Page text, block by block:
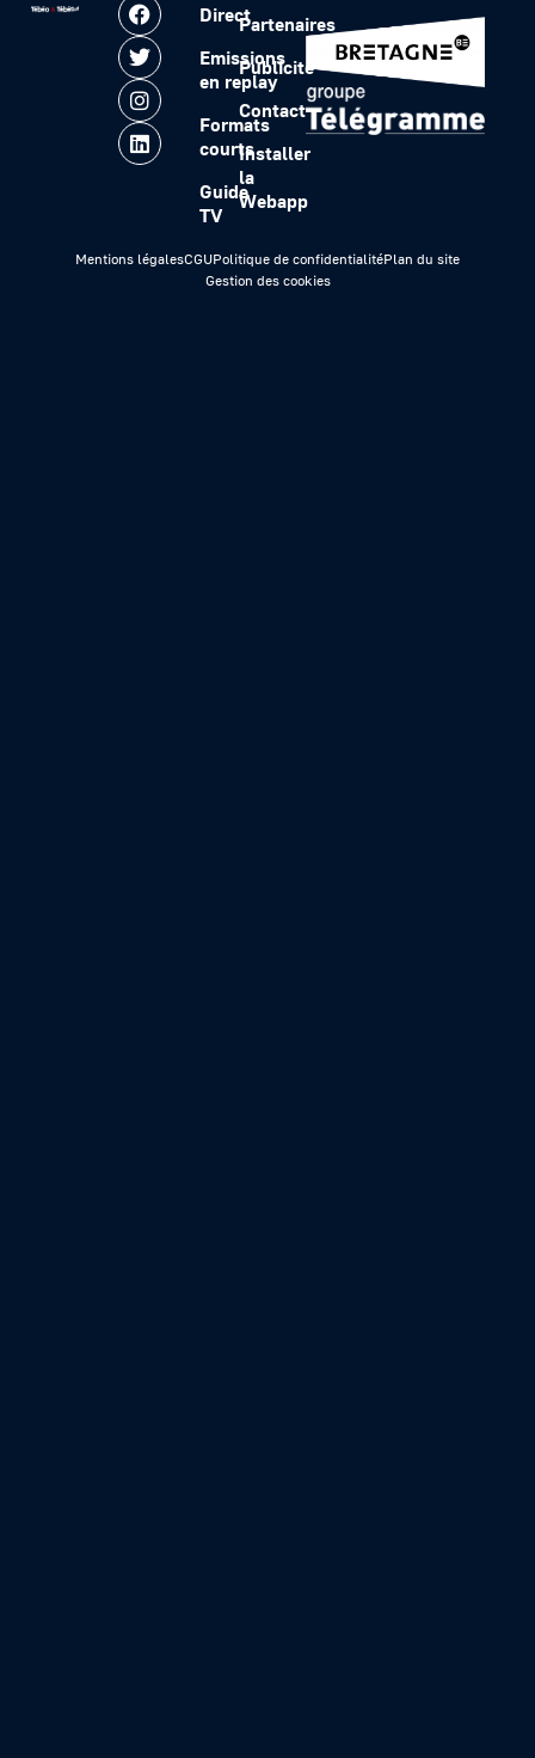
Direct
Emissions
en replay
Formats
courts
Guide
TV
Partenaires
Publicité
Contact
Installer
la
Webapp
Mentions légalesCGUPolitique de confidentialitéPlan du site
Gestion des cookies